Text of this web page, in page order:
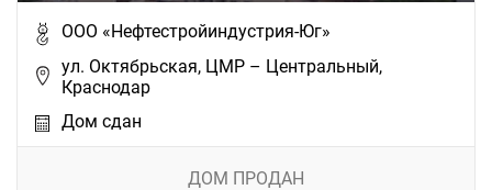
ООО «Нефтестройиндустрия-Юг»
ул. Октябрьская, ЦМР – Центральный,
Краснодар
Дом сдан
ДОМ ПРОДАН